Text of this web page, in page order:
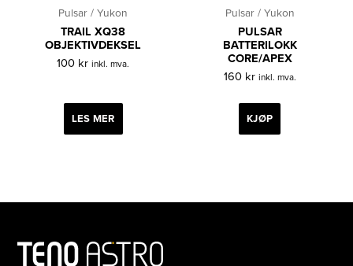
Pulsar / Yukon
TRAIL XQ38
OBJEKTIVDEKSEL
100 kr inkl. mva.
LES MER
Pulsar / Yukon
PULSAR
BATTERILOKK
CORE/APEX
160 kr inkl. mva.
KJØP